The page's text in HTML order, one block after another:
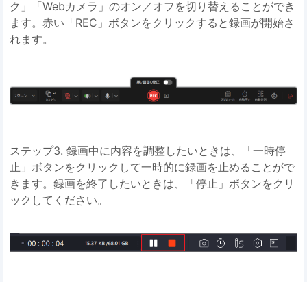
ク」「Webカメラ」のオン／オフを切り替えることができ
ます。赤い「REC」ボタンをクリックすると録画が開始さ
れます。
ステップ3. 録画中に内容を調整したいときは、「一時停
止」ボタンをクリックして一時的に録画を止めることがで
きます。録画を終了したいときは、「停止」ボタンをクリ
ックしてください。